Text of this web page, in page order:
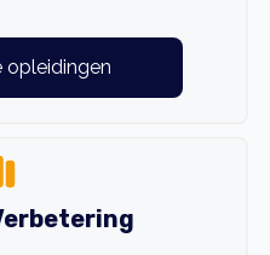
opleidingen